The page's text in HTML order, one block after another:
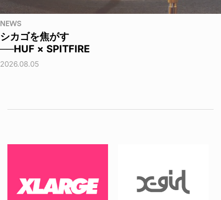
NEWS
シカゴを焦がす
──HUF × SPITFIRE
2026.08.05